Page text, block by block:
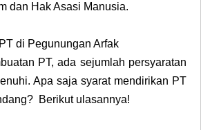
dan Hak Asasi Manusia.
di Pegunungan Arfak
PT, ada sejumlah persyaratan
Apa saja syarat mendirikan PT
Berikut ulasannya!